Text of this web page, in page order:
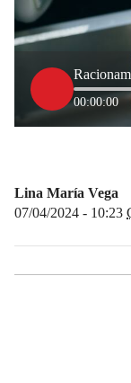
00:00:00
Lina María Vega
07/04/2024 - 10:23